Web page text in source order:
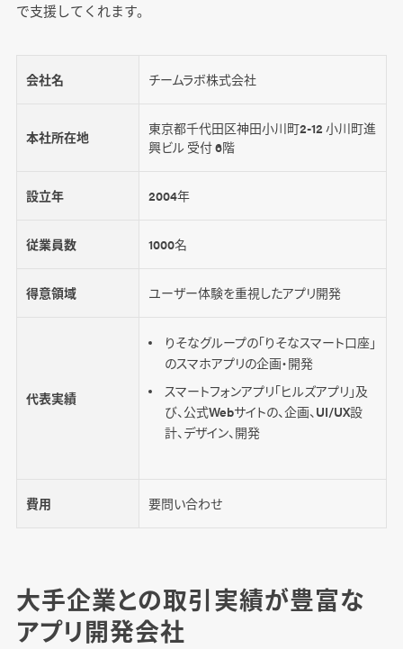
で支援してくれます。
会社名 チームラボ株式会社
本社所在地
東京都千代田区神田小川町2-12 小川町進
興ビル 受付 6階
設立年 2004年
従業員数 1000名
得意領域 ユーザー体験を重視したアプリ開発
代表実績
りそなグループの「りそなスマート口座」
のスマホアプリの企画・開発
スマートフォンアプリ「ヒルズアプリ」及
び、公式Webサイトの、企画、UI/UX設
計、デザイン、開発
費用 要問い合わせ
大手企業との取引実績が豊富な
アプリ開発会社